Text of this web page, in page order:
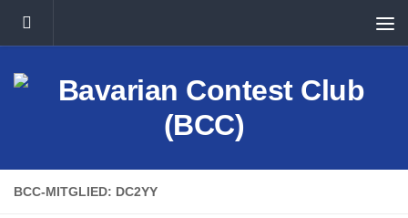
Unter dem Inhalt
BCC-MITGLIED: DC2YY